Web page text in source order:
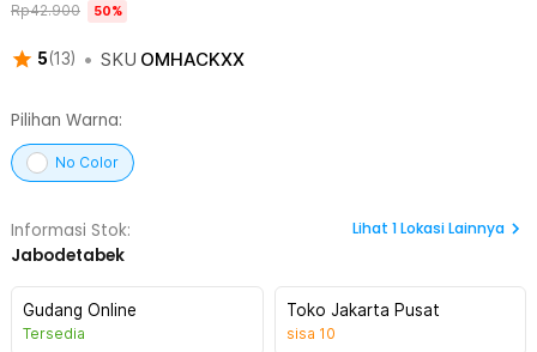
5(13) • SKU OMHACKXX
Rp42.900 50%
Pilihan Warna:
No Color
Informasi Stok:
Jabodetabek
Lihat 1Lokasi Lainnya
Gudang Online
Tersedia
Toko Jakarta Pusat
sisa 10